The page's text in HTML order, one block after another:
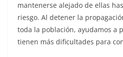
mantenerse alejado de ellas
riesgo. Al detener la
toda la población, ayudamos a
tienen más dificultades para